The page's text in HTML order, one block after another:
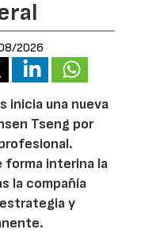
2026
inicia una nueva
Tseng por
forma interina la
la compañía
y